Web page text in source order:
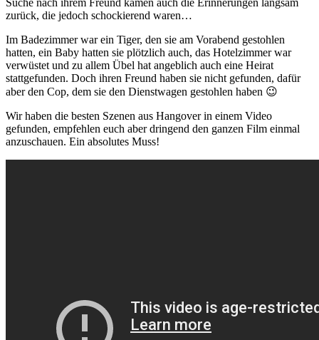
Suche nach ihrem Freund kamen auch die Erinnerungen langsam
zurück, die jedoch schockierend waren…
Im Badezimmer war ein Tiger, den sie am Vorabend gestohlen
hatten, ein Baby hatten sie plötzlich auch, das Hotelzimmer war
verwüstet und zu allem Übel hat angeblich auch eine Heirat
stattgefunden. Doch ihren Freund haben sie nicht gefunden, dafür
aber den Cop, dem sie den Dienstwagen gestohlen haben 😉
Wir haben die besten Szenen aus Hangover in einem Video
gefunden, empfehlen euch aber dringend den ganzen Film einmal
anzuschauen. Ein absolutes Muss!